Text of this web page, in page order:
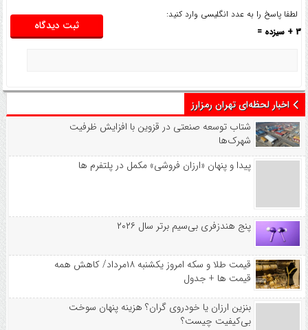
لطفا پاسخ را به عدد انگلیسی وارد کنید:
3 + سیزده =
اخبار لحظه‌ای تهران رمزارز
شتاب توسعه صنعتی در قزوین با افزایش ظرفیت
شهرک‌ها
پیدا و پنهان «ارزان فروشی» مکمل در پلتفرم ها
پنج هندزفری بی‌سیم برتر سال ۲۰۲۶
قیمت طلا و سکه امروز یکشنبه ۱۸مرداد/ کاهش همه
قیمت ها + جدول
بنزین ارزان یا خودروی گران؟ هزینه پنهان سوخت
بی‌کیفیت چیست؟